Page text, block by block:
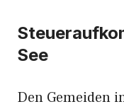
See
Den Gemeiden